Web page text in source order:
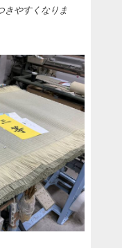
きやすくなりま